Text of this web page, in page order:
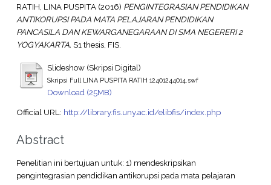
RATIH, LINA PUSPITA(2016) PENGINTEGRASIAN PENDIDIKAN
ANTIKORUPSI PADA MATA PELAJARAN PENDIDIKAN
PANCASILA DAN KEWARGANEGARAAN DI SMA NEGERERI 2
YOGYAKARTA. S1 thesis, FIS.
Slideshow (Skripsi Digital)
Skripsi Full LINA PUSPITA RATIH 12401244014.swf
Download (25MB)
Official URL: http://library.fis.uny.ac.id/elibfis/index.php
Abstract
Penelitian ini bertujuan untuk: 1) mendeskripsikan
pengintegrasian pendidikan antikorupsi pada mata pelajaran